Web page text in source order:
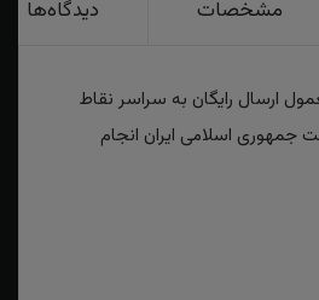
مشخصات دیدگاه‌ها
ارسال رایگان به سراسر نقاط
اسلامی ایران انجام